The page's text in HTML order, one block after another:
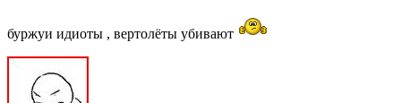
буржуи идиоты , вертолёты убивают